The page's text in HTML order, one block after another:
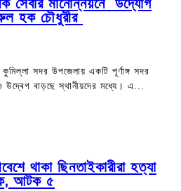
সেবার মানোন্নয়নে উদ্যোগ
হক চৌধুরীর
সদর উপজেলায় একটি পূর্ণাঙ্গ সদর
বাড়ছে স্থানীয়দের মধ্যে। এ...
থাকা ছিনতাইকারীরা হত্যা
আটক ৫